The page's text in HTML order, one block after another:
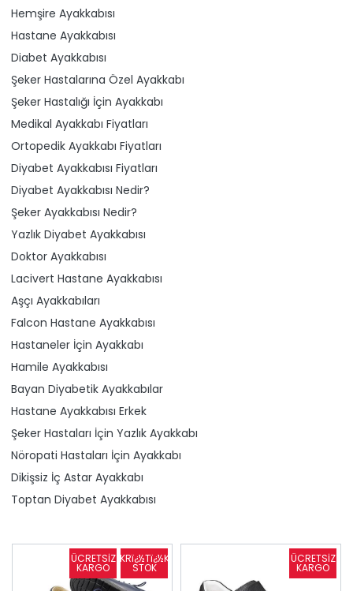
Hemşire Ayakkabısı
Hastane Ayakkabısı
Diabet Ayakkabısı
Şeker Hastalarına Özel Ayakkabı
Şeker Hastalığı İçin Ayakkabı
Medikal Ayakkabı Fiyatları
Ortopedik Ayakkabı Fiyatları
Diyabet Ayakkabısı Fiyatları
Diyabet Ayakkabısı Nedir?
Şeker Ayakkabısı Nedir?
Yazlık Diyabet Ayakkabısı
Doktor Ayakkabısı
Lacivert Hastane Ayakkabısı
Aşçı Ayakkabıları
Falcon Hastane Ayakkabısı
Hastaneler İçin Ayakkabı
Hamile Ayakkabısı
Bayan Diyabetik Ayakkabılar
Hastane Ayakkabısı Erkek
Şeker Hastaları İçin Yazlık Ayakkabı
Nöropati Hastaları İçin Ayakkabı
Dikişsiz İç Astar Ayakkabı
Toptan Diyabet Ayakkabısı